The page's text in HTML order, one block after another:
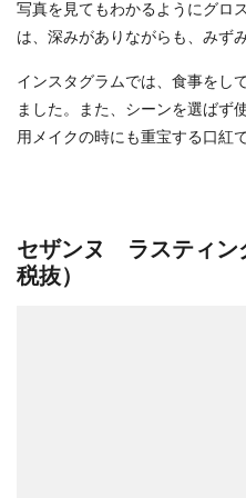
写真を見てもわかるようにグロ
は、深みがありながらも、みず
インスタグラムでは、食事をし
ました。また、シーンを選ばず
用メイクの時にも重宝する口紅で
セザンヌ ラスティン
税抜）